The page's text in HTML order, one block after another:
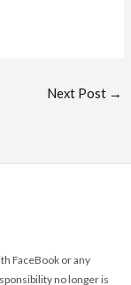
Next Post →
FaceBook or any
no longer is